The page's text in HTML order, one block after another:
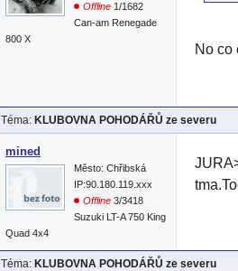
Offline 1/1682
Can-am Renegade
800 X
No co
Téma: KLUBOVNA POHODÁŘŮ ze severu
mined
Město: Chřibská
IP:90.180.119.xxx
Offline 3/3418
Suzuki LT-A 750 King
Quad 4x4
Téma: KLUBOVNA POHODÁŘŮ ze severu